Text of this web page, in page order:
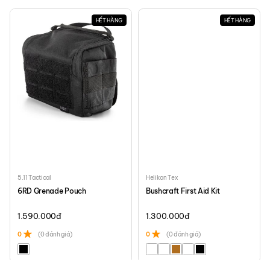
HẾT HÀNG
5.11 Tactical
6RD Grenade Pouch
1.590.000đ
0 (0 đánh giá)
HẾT HÀNG
Helikon Tex
Bushcraft First Aid Kit
1.300.000đ
0 (0 đánh giá)